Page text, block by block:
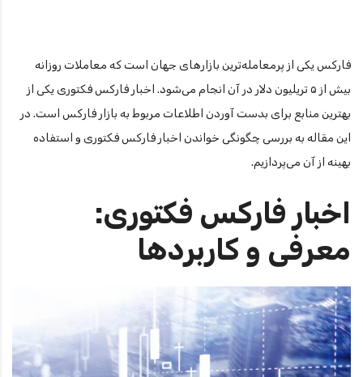
فارکس یکی از پرمعامله‌ترین بازارهای جهان است که معاملات روزانه
بیش از ۵ تریلیون دلار در آن انجام می‌شود. اخبار فارکس فکتوری یکی از
بهترین منابع برای بدست آوردن اطلاعات مربوط به بازار فارکس است. در
این مقاله به بررسی چگونگی خواندن اخبار فارکس فکتوری و استفاده
بهینه از آن می‌پردازیم.
اخبار فارکس فکتوری:
معرفی و کاربردها